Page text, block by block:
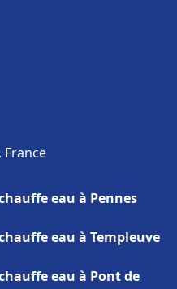
France
eau à Pennes
eau à Templeuve
eau à Pont de